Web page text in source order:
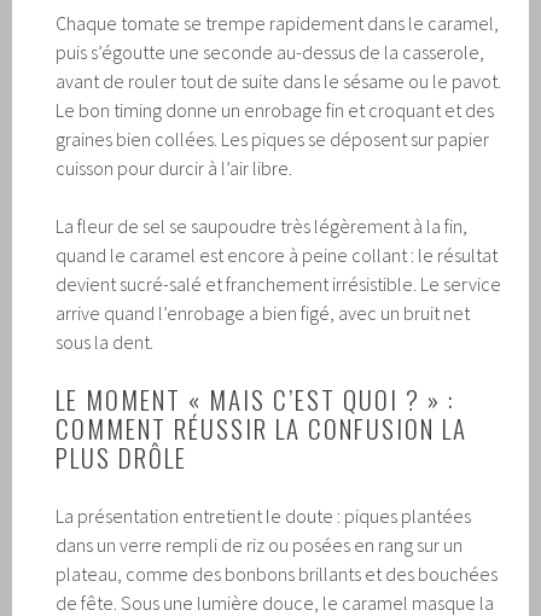
Chaque tomate se trempe rapidement dans le caramel,
puis s’égoutte une seconde au-dessus de la casserole,
avant de rouler tout de suite dans le sésame ou le pavot.
Le bon timing donne un enrobage fin et croquant et des
graines bien collées. Les piques se déposent sur papier
cuisson pour durcir à l’air libre.
La fleur de sel se saupoudre très légèrement à la fin,
quand le caramel est encore à peine collant : le résultat
devient sucré-salé et franchement irrésistible. Le service
arrive quand l’enrobage a bien figé, avec un bruit net
sous la dent.
LE MOMENT « MAIS C’EST QUOI ? » :
COMMENT RÉUSSIR LA CONFUSION LA
PLUS DRÔLE
La présentation entretient le doute : piques plantées
dans un verre rempli de riz ou posées en rang sur un
plateau, comme des bonbons brillants et des bouchées
de fête. Sous une lumière douce, le caramel masque la